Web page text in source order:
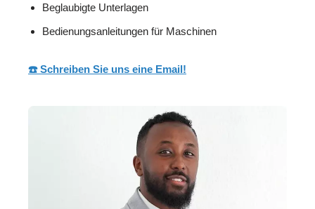
Beglaubigte Unterlagen
Bedienungsanleitungen für Maschinen
☎️ Schreiben Sie uns eine Email!